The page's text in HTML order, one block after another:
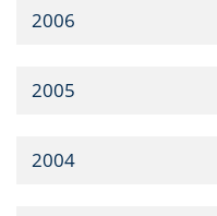
2006
2005
2004